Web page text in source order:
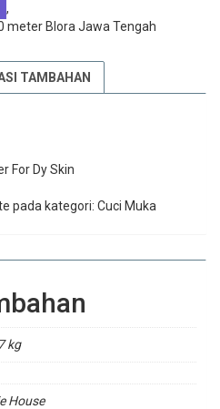
,
meter Blora Jawa Tengah
TAMBAHAN
For Dy Skin
pada kategori: Cuci Muka
kg
House